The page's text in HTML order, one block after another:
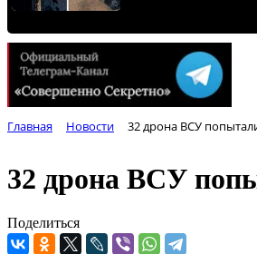
Главная Новости 32 дрона ВСУ
32 дрона ВСУ
Поделиться